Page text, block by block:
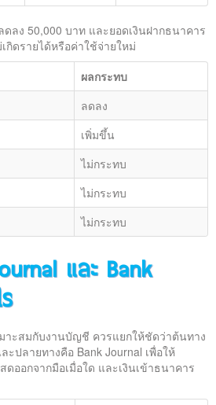
ลง 50,000 บาท และยอดเงินฝากธนาคาร
กิดรายได้หรือค่าใช้จ่ายใหม่
ผลกระทบ
ลดลง
เพิ่มขึ้น
ไม่กระทบ
ไม่กระทบ
ไม่กระทบ
และ Bank
าะสมกับงานบัญชี ควรแยกให้ชัดว่าต้นทาง
ะปลายทางคือ Bank Journal เพื่อให้
ดออกจากมือเมื่อใด และเงินเข้าธนาคาร